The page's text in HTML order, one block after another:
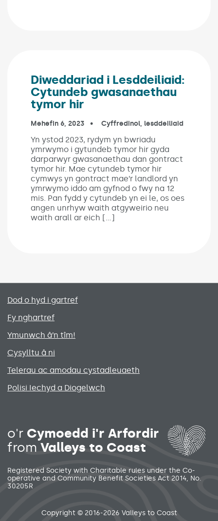
Diweddariad i Lesddeiliaid:
Cytundeb gwasanaethau
tymor hir
Published on:
Mehefin 6, 2023 In the categories:
Cyffredinol, lesddeiliaid
Yn ystod 2023, rydym yn bwriadu
ymrwymo i gytundeb tymor hir gyda
darparwyr gwasanaethau dan gontract
tymor hir. Mae cytundeb tymor hir
cymwys yn gontract mae’r landlord yn
ymrwymo iddo am gyfnod o fwy na 12
mis. Pan fydd y cytundeb yn ei le, os oes
angen unrhyw waith atgyweirio neu
waith arall ar eich […]
Primary footer menu
Dod o hyd i gartref
Fy nghartref
Ymunwch â’n tîm!
Cysylltu â ni
Telerau ac amodau cystadleuaeth
Polisi Iechyd a Diogelwch
o'r Cymoedd i'r Arfordir
from Valleys to Coast
Registered Society with Charitable rules under the Co-
operative and Community Benefit Societies Act 2014, No.
30205R
Copyright © 2016-2026 Valleys to Coast